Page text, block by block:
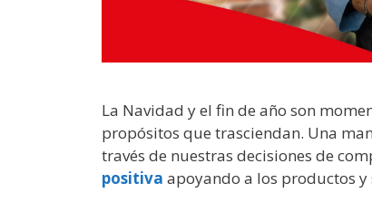
La Navidad y el fin de año son
propósitos que trasciendan. Una
través de nuestras decisiones de
positiva apoyando a los productos